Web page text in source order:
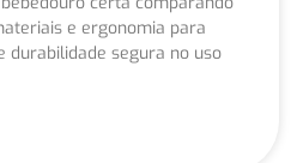
e ergonomia para
durabilidade segura no uso